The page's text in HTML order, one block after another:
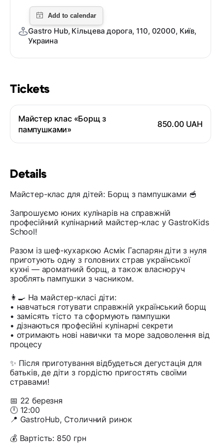
Tickets
Майстер клас «Борщ з
пампушками»
850.00 UAH
Details
Майстер-клас для дітей: Борщ з пампушками 🥣
Запрошуємо юних кулінарів на справжній
професійний кулінарний майстер-клас у GastroKids
School!
Разом із шеф-кухаркою Асмік Гаспарян діти з нуля
приготують одну з головних страв української
кухні — ароматний борщ, а також власноруч
зроблять пампушки з часником.
👩‍🍳 На майстер-класі діти:
• навчаться готувати справжній український борщ
• замісять тісто та сформують пампушки
• дізнаються професійні кулінарні секрети
• отримають нові навички та море задоволення від
процесу
✨ Після приготування відбудеться дегустація для
батьків, де діти з гордістю пригостять своїми
стравами!
📅 22 березня
🕛 12:00
📍 GastroHub, Столичний ринок
💰 Вартість: 850 грн
Gastro Hub, Кільцева дорога, 110, 02000, Київ,
Украина